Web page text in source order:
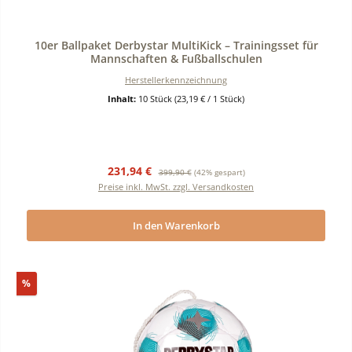
10er Ballpaket Derbystar MultiKick – Trainingsset für
Mannschaften & Fußballschulen
Herstellerkennzeichnung
Inhalt: 10 Stück (23,19 € / 1 Stück)
Verkaufspreis:
231,94 € Regulärer Preis:
399,90 € (42% gespart)
Preise inkl. MwSt. zzgl. Versandkosten
In den Warenkorb
%Rabatt